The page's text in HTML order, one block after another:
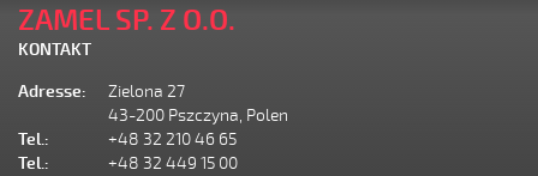
ZAMEL SP. Z O.O.
KONTAKT
Adresse:
Zielona 27
43-200 Pszczyna, Polen
Tel.:
+48 32 210 46 65
Tel.:
+48 32 449 15 00